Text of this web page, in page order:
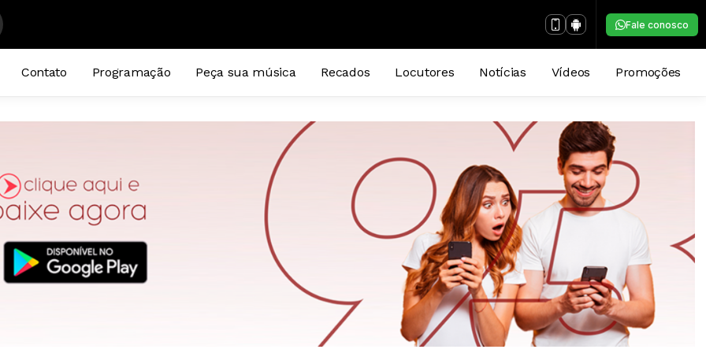
Fale conosco
Contato Programação Peça sua música Recados Locutores Notícias Vídeos Promoções